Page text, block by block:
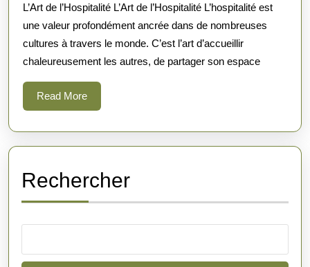
:
Cultiver
des
et
Durables
L’Art de l’Hospitalité L’Art de l’Hospitalité L’hospitalité est
une valeur profondément ancrée dans de nombreuses
cultures à travers le monde. C’est l’art d’accueillir
chaleureusement les autres, de partager son espace
Read MoreRead
More
Rechercher